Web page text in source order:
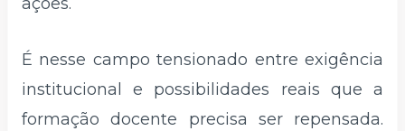
ações.
É nesse campo tensionado entre exigência
institucional e possibilidades reais que a
formação docente precisa ser repensada.